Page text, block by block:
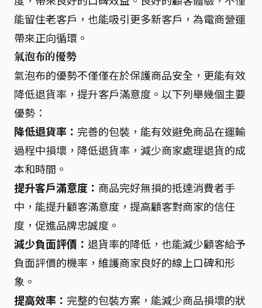
能留住老客戶，也能吸引更多新客戶，為電商營運
帶來正向循環。
氣泡布的優勢
氣泡布的優勢不僅僅在於保護商品安全，更能有效
降低退貨率，提升客戶滿意度。以下列舉幾個主要
優勢：
降低退貨率： 完善的包裝，能有效避免商品在運輸
過程中損壞，降低退貨率，減少商家處理退貨的成
本和時間。
提升客戶滿意度： 商品完好無損的抵達消費者手
中，能提升顧客滿意度，提高顧客對商家的信任
度，促進品牌忠誠度。
減少負面評價： 退貨率的降低，也能減少顧客給予
負面評價的機率，維護商家良好的線上口碑和形
象。
提高效率： 完整的包裝方案，能減少商品損壞的狀